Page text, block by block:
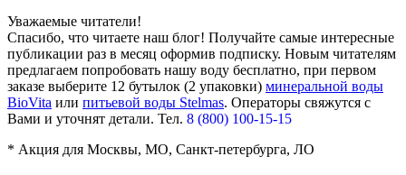
Уважаемые читатели!
Спасибо, что читаете наш блог! Получайте самые интересные
публикации раз в месяц оформив подписку. Новым читателям
предлагаем попробовать нашу воду бесплатно, при первом
заказе выберите 12 бутылок (2 упаковки) минеральной воды
BioVita или питьевой воды Stelmas. Операторы свяжутся с
Вами и уточнят детали. Тел. 8 (800) 100-15-15
* Акция для Москвы, МО, Санкт-петербурга, ЛО